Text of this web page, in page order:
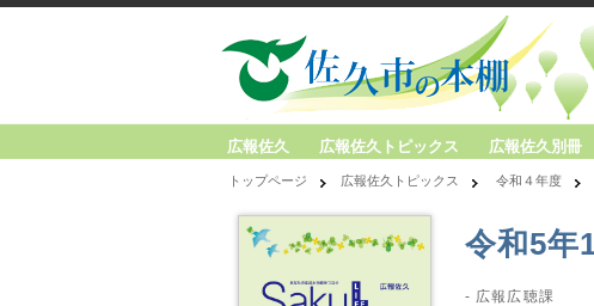
広報佐久 広報佐久トピックス 広報佐久別冊
トップページ 広報佐久トピックス 令和４年度
令和5年
- 広報広聴課